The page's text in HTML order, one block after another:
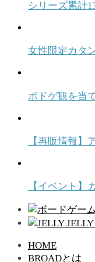
シリーズ累計
女性限定カタ
ボドゲ観を当
【再販情報】
【イベント
HOME
BROADとは